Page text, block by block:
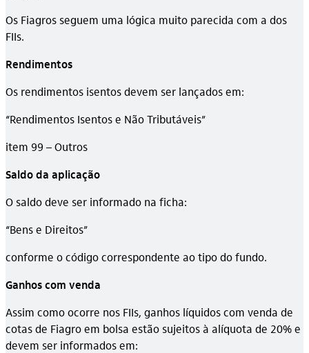
Os Fiagros seguem uma lógica muito parecida com a dos
FIIs.
Rendimentos
Os rendimentos isentos devem ser lançados em:
“Rendimentos Isentos e Não Tributáveis”
item 99 – Outros
Saldo da aplicação
O saldo deve ser informado na ficha:
“Bens e Direitos”
conforme o código correspondente ao tipo do fundo.
Ganhos com venda
Assim como ocorre nos FIIs, ganhos líquidos com venda de
cotas de Fiagro em bolsa estão sujeitos à alíquota de 20% e
devem ser informados em: